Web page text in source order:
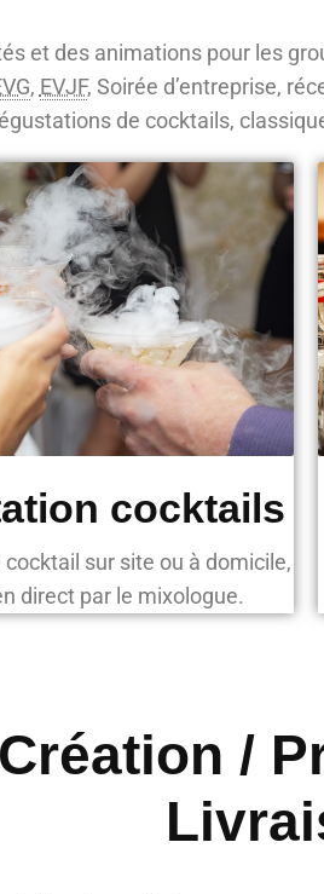
et des animations pour les
, EVJF, Soirée d’entreprise,
de cocktails,
cocktails
sur site ou à domicile,
direct par le mixologue.
Création /